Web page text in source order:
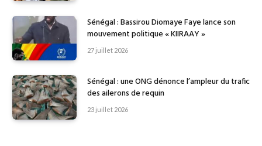
Sénégal : Bassirou Diomaye Faye lance son
mouvement politique « KIIRAAY »
27 juillet 2026
Sénégal : une ONG dénonce l’ampleur du trafic
des ailerons de requin
23 juillet 2026